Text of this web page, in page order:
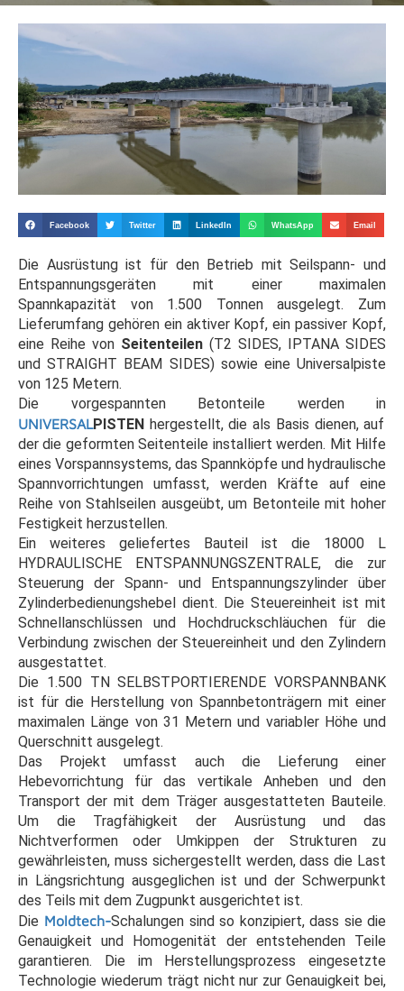
Facebook Twitter LinkedIn WhatsApp Email
Die Ausrüstung ist für den Betrieb mit Seilspann- und
Entspannungsgeräten mit einer maximalen
Spannkapazität von 1.500 Tonnen ausgelegt. Zum
Lieferumfang gehören ein aktiver Kopf, ein passiver Kopf,
eine Reihe von Seitenteilen (T2 SIDES, IPTANA SIDES
und STRAIGHT BEAM SIDES) sowie eine Universalpiste
von 125 Metern.
Die vorgespannten Betonteile werden in
UNIVERSALPISTEN hergestellt, die als Basis dienen, auf
der die geformten Seitenteile installiert werden. Mit Hilfe
eines Vorspannsystems, das Spannköpfe und hydraulische
Spannvorrichtungen umfasst, werden Kräfte auf eine
Reihe von Stahlseilen ausgeübt, um Betonteile mit hoher
Festigkeit herzustellen.
Ein weiteres geliefertes Bauteil ist die 18000 L
HYDRAULISCHE ENTSPANNUNGSZENTRALE, die zur
Steuerung der Spann- und Entspannungszylinder über
Zylinderbedienungshebel dient. Die Steuereinheit ist mit
Schnellanschlüssen und Hochdruckschläuchen für die
Verbindung zwischen der Steuereinheit und den Zylindern
ausgestattet.
Die 1.500 TN SELBSTPORTIERENDE VORSPANNBANK
ist für die Herstellung von Spannbetonträgern mit einer
maximalen Länge von 31 Metern und variabler Höhe und
Querschnitt ausgelegt.
Das Projekt umfasst auch die Lieferung einer
Hebevorrichtung für das vertikale Anheben und den
Transport der mit dem Träger ausgestatteten Bauteile.
Um die Tragfähigkeit der Ausrüstung und das
Nichtverformen oder Umkippen der Strukturen zu
gewährleisten, muss sichergestellt werden, dass die Last
in Längsrichtung ausgeglichen ist und der Schwerpunkt
des Teils mit dem Zugpunkt ausgerichtet ist.
Die Moldtech-Schalungen sind so konzipiert, dass sie die
Genauigkeit und Homogenität der entstehenden Teile
garantieren. Die im Herstellungsprozess eingesetzte
Technologie wiederum trägt nicht nur zur Genauigkeit bei,